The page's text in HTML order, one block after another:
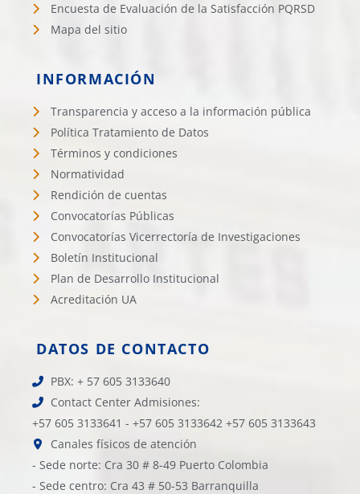
Encuesta de Evaluación de la Satisfacción PQRSD
Mapa del sitio
INFORMACIÓN
Transparencia y acceso a la información pública
Política Tratamiento de Datos
Términos y condiciones
Normatividad
Rendición de cuentas
Convocatorías Públicas
Convocatorías Vicerrectoría de Investigaciones
Boletín Institucional
Plan de Desarrollo Institucional
Acreditación UA
DATOS DE CONTACTO
PBX: + 57 605 3133640
Contact Center Admisiones:
+57 605 3133641 - +57 605 3133642 +57 605 3133643
Canales físicos de atención
- Sede norte: Cra 30 # 8-49 Puerto Colombia
- Sede centro: Cra 43 # 50-53 Barranquilla